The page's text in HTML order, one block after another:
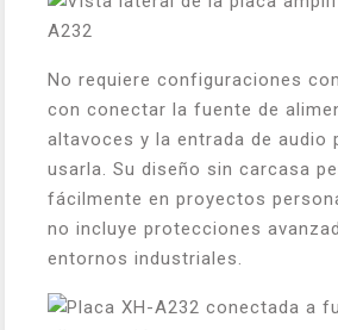
No requiere configuraciones
con conectar la fuente de
altavoces y la entrada de audio
usarla. Su diseño sin carcasa
fácilmente en proyectos
no incluye protecciones
entornos industriales.